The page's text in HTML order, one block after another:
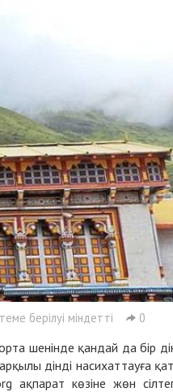
берілуі міндетті 0
шенінде қандай да бір
дінді насихаттауға
ақпарат көзіне жөн